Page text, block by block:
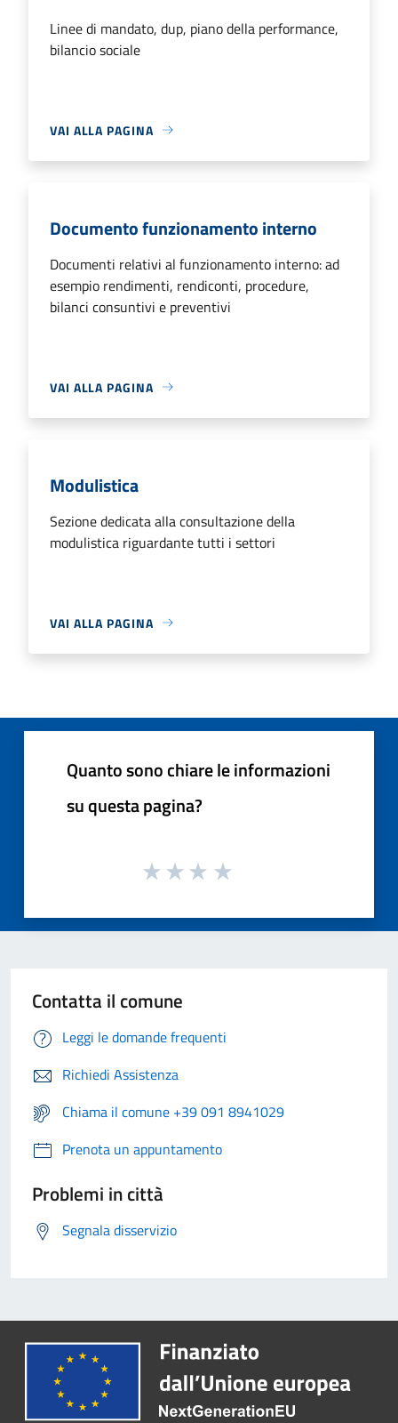
Linee di mandato, dup, piano della performance,
bilancio sociale
VAI ALLA PAGINA
Documento funzionamento interno
Documenti relativi al funzionamento interno: ad
esempio rendimenti, rendiconti, procedure,
bilanci consuntivi e preventivi
VAI ALLA PAGINA
Modulistica
Sezione dedicata alla consultazione della
modulistica riguardante tutti i settori
VAI ALLA PAGINA
Quanto sono chiare le informazioni
su questa pagina?
Contatta il comune
Leggi le domande frequenti
Richiedi Assistenza
Chiama il comune +39 091 8941029
Prenota un appuntamento
Problemi in città
Segnala disservizio